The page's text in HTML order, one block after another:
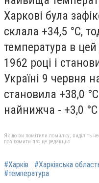
Харкові була
склала +34,5 °С,
температура в цей
1962 році і
Україні 9 червня
становила +38,0
найнижча - +3,0
Якщо ви помітили помилку, виділіть
повідомити про це редакцію
#Харків #Харківська
#температура